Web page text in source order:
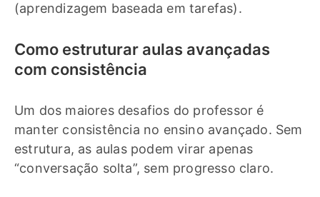
(aprendizagem baseada em tarefas).
Como estruturar aulas avançadas
com consistência
Um dos maiores desafios do professor é
manter consistência no ensino avançado. Sem
estrutura, as aulas podem virar apenas
“conversação solta”, sem progresso claro.